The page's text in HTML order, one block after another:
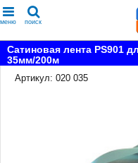
меню поиск
Сатиновая лента PS901
35мм/200м
Артикул: 020 035